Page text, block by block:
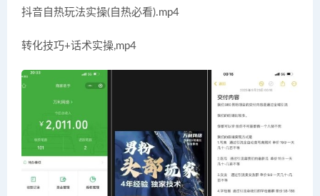
抖音自热玩法实操(自热必看).mp4
转化技巧+话术实操,mp4